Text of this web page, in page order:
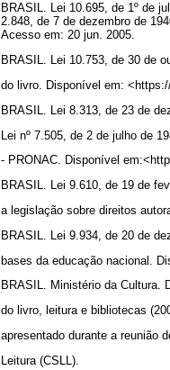
BRASIL. Lei 10.695, de 1º de
2.848, de 7 de dezembro de
Acesso em: 20 jun. 2005.
BRASIL. Lei 10.753, de 30 de
do livro. Disponível em:
BRASIL. Lei 8.313, de 23 de
Lei nº 7.505, de 2 de julho de
- PRONAC. Disponível
BRASIL. Lei 9.610, de 19 de
a legislação sobre direitos
BRASIL. Lei 9.934, de 20 de
bases da educação nacional.
BRASIL. Ministério da Cultura.
do livro, leitura e bibliotecas
apresentado durante a reunião
Leitura (CSLL).